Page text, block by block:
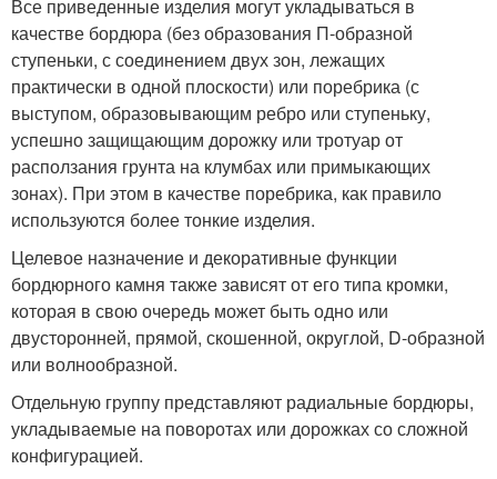
Все приведенные изделия могут укладываться в
качестве бордюра (без образования П-образной
ступеньки, с соединением двух зон, лежащих
практически в одной плоскости) или поребрика (с
выступом, образовывающим ребро или ступеньку,
успешно защищающим дорожку или тротуар от
расползания грунта на клумбах или примыкающих
зонах). При этом в качестве поребрика, как правило
используются более тонкие изделия.
Целевое назначение и декоративные функции
бордюрного камня также зависят от его типа кромки,
которая в свою очередь может быть одно или
двусторонней, прямой, скошенной, округлой, D-образной
или волнообразной.
Отдельную группу представляют радиальные бордюры,
укладываемые на поворотах или дорожках со сложной
конфигурацией.